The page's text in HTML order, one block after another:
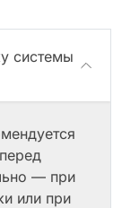
системы
— при
или при